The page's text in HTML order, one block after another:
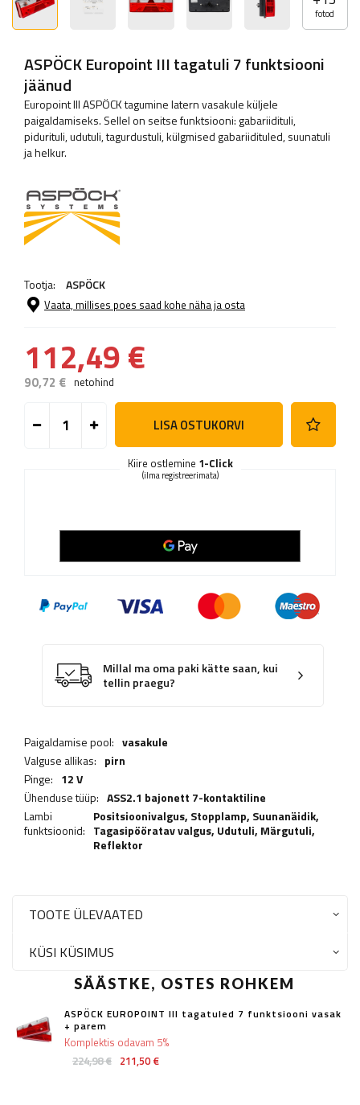
fotod
ASPÖCK Europoint III tagatuli 7 funktsiooni
jäänud
Europoint III ASPÖCK tagumine latern vasakule küljele
paigaldamiseks. Sellel on seitse funktsiooni: gabariidituli,
pidurituli, udutuli, tagurdustuli, külgmised gabariidituled, suunatuli
ja helkur.
Tootja: ASPÖCK
Vaata, millises poes saad kohe näha ja osta
112,49 €
90,72 € netohind
LISA OSTUKORVI
Kiire ostlemine 1-Click
(ilma registreerimata)
Millal ma oma paki kätte saan, kui
tellin praegu?
Paigaldamise pool: vasakule
Valguse allikas: pirn
Pinge: 12 V
Ühenduse tüüp: ASS2.1 bajonett 7-kontaktiline
Lambi
funktsioonid:
Positsioonivalgus, Stopplamp, Suunanäidik,
Tagasipööratav valgus, Udutuli, Märgutuli,
Reflektor
TOOTE ÜLEVAATED
KÜSI KÜSIMUS
SÄÄSTKE, OSTES ROHKEM
ASPÖCK EUROPOINT III tagatuled 7 funktsiooni vasak
+ parem
224,98 € 211,50 €
Komplektis odavam 5%